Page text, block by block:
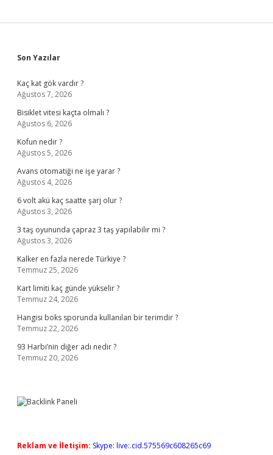
Sidebar
Son Yazılar
Kaç kat gök vardır ?
Ağustos 7, 2026
Bisiklet vitesi kaçta olmalı ?
Ağustos 6, 2026
Kofun nedir ?
Ağustos 5, 2026
Avans otomatiği ne işe yarar ?
Ağustos 4, 2026
6 volt akü kaç saatte şarj olur ?
Ağustos 3, 2026
3 taş oyununda çapraz 3 taş yapılabilir mi ?
Ağustos 3, 2026
Kalker en fazla nerede Türkiye ?
Temmuz 25, 2026
Kart limiti kaç günde yükselir ?
Temmuz 24, 2026
Hangisi boks sporunda kullanılan bir terimdir ?
Temmuz 22, 2026
93 Harbi’nin diğer adı nedir ?
Temmuz 20, 2026
Reklam ve İletişim: Skype: live:.cid.575569c608265c69